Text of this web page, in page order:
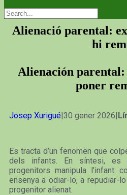
Alienació parental:
hi
Alienación parental:
poner
Josep Xurigué|30 gener 2026|
Es tracta d’un fenomen que
dels infants. En síntesi, es
progenitors manipula l’infant
ensenya a odiar-lo, a repudiar-
progenitor alienat.